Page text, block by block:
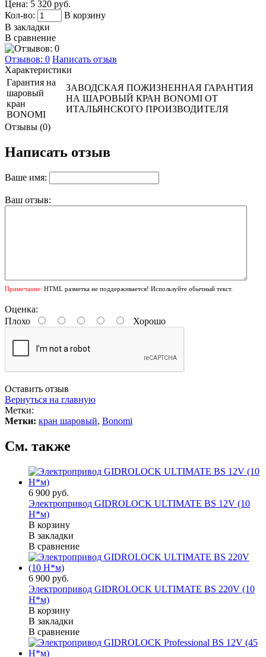
Цена: 5 320 руб.
Кол-во:
В корзину
В закладки
В сравнение
Отзывов: 0 Написать отзыв
Характеристики
Гарантия на
шаровый
кран
BONOMI
ЗАВОДСКАЯ ПОЖИЗНЕННАЯ ГАРАНТИЯ
НА ШАРОВЫЙ КРАН BONOMI ОТ
ИТАЛЬЯНСКОГО ПРОИЗВОДИТЕЛЯ
Отзывы (0)
Написать отзыв
Ваше имя:
Ваш отзыв:
Примечание: HTML разметка не поддерживается! Используйте обычный текст.
Оценка:
Плохо
Хорошо
Оставить отзыв
Вернуться на главную
Метки:
Метки: кран шаровый, Bonomi
См. также
6 900 руб.
Электропривод GIDROLOCK ULTIMATE BS 12V (10
Н*м)
В корзину
В закладки
В сравнение
6 900 руб.
Электропривод GIDROLOCK ULTIMATE BS 220V (10
Н*м)
В корзину
В закладки
В сравнение